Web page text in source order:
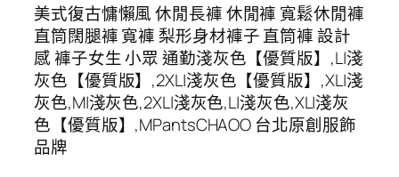
美式復古慵懶風 休閒長褲 休閒褲 寬鬆休閒褲
直筒闊腿褲 寬褲 梨形身材褲子 直筒褲 設計
感 褲子女生 小眾 通勤淺灰色【優質版】,L|淺
灰色【優質版】,2XL|淺灰色【優質版】,XL|淺
灰色,M|淺灰色,2XL|淺灰色,L|淺灰色,XL|淺灰
色【優質版】,MPantsCHAOO 台北原創服飾
品牌